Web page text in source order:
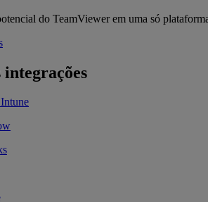
do TeamViewer em uma só